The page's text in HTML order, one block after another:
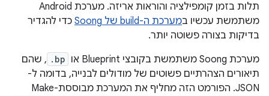
תלות בזמן קומפילציה והוראות אריזה. מערכת Android
משתמשת עכשיו במערכת ה-build של Soong
כדי להגדיר
בדיקות בצורה פשוטה יותר.
מערכת Soong משתמשת בקובצי Blueprint או
.bp , שהם
תיאורים הצהרתיים פשוטים של מודולים לבנייה, בדומה ל-
JSON. הפורמט הזה מחליף את המערכת מבוססת-Make